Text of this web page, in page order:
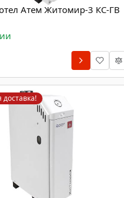
Атем Житомир-3 КС-ГВ
доставка!